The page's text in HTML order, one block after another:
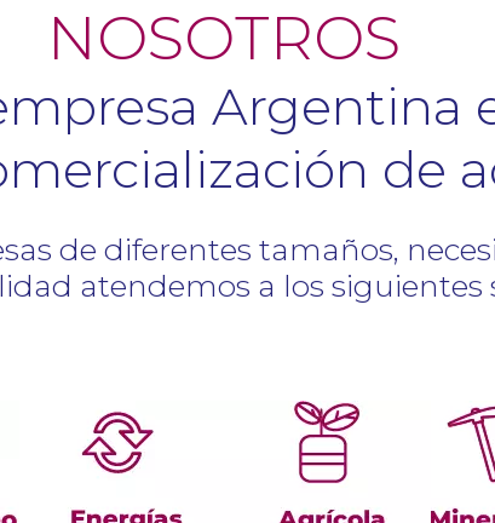
NOSOTROS
Argentina
de
de diferentes tamaños,
atendemos a los siguientes